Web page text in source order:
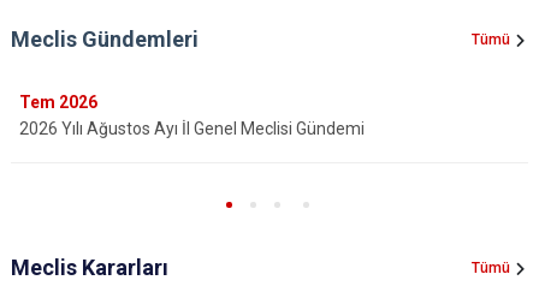
Meclis Gündemleri Tümü
Tem 2026
2026 Yılı Ağustos Ayı İl Genel Meclisi Gündemi
Meclis Kararları Tümü